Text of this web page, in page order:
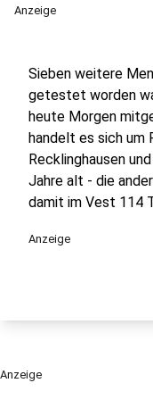
Anzeige
Sieben weitere
getestet worden
heute Morgen
handelt es sich um
Recklinghausen
Jahre alt - die
damit im Vest 114
Anzeige
Anzeige